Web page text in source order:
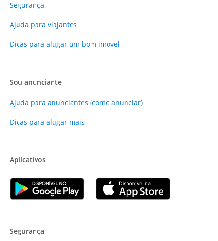
Segurança
Ajuda para viajantes
Dicas para alugar um bom imóvel
Sou anunciante
Ajuda para anunciantes (como anunciar)
Dicas para alugar mais
Aplicativos
Segurança